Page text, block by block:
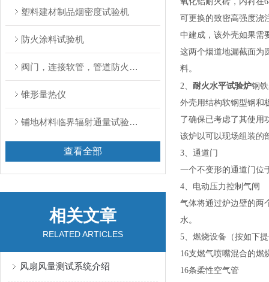
塑料建材制品烟密度试验机
防火涂料试验机
阀门，连接软管，管道防火试验装置
锥形量热仪
铺地材料临界辐射通量试验装置
查看全部
相关文章
RELATED ARTICLES
风扇风量测试系统介绍
可更换的致密高强度浇
中建成，该外壳如果需
这两个烟道地漏截面为
料。
2、 耐火水平试验炉钢
外壳用结构软钢型钢和
了确保已考虑了其使用
该炉以可以现场组装的
3、通道门
一个不变形的通道门位
4、电动压力控制气闸
气体将通过炉边壁的两
水。
5、燃烧设备（按如下
16支燃气喷嘴混合的燃
16条柔性空气管